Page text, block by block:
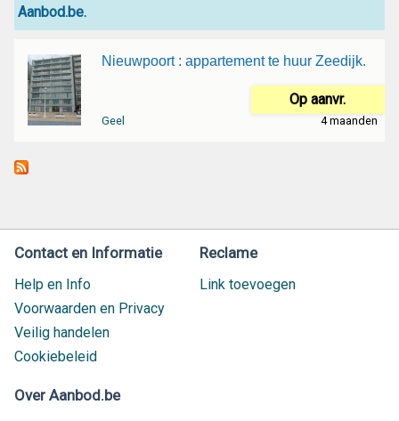
Aanbod.be.
Nieuwpoort : appartement te huur Zeedijk.
Op aanvr.
Geel 4 maanden
Contact en Informatie
Help en Info
Voorwaarden en Privacy
Veilig handelen
Cookiebeleid
Reclame
Link toevoegen
Over Aanbod.be